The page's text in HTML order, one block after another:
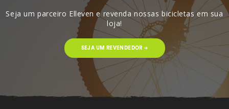
Seja um parceiro Elleven e revenda nossas bicicletas em sua
loja!
SEJA UM REVENDEDOR ➔